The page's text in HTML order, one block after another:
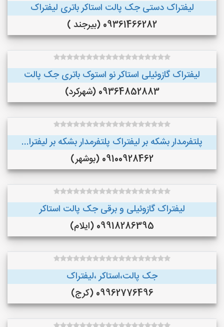
لیفتراک دستی جک پالت استاکر باتری لیفتراک
09361466282 (بیرجند )
لیفتراک گازوئیلی استاکر نو استوک باتری جک پالت
09364852883 (شهرکرد)
پلتفرمدار بشکه بر لیفتراک پلتفرمدار بشکه بر لیفترا...
09100928462 (بوشهر)
لیفتراک گازوئیلی و برقی جک پالت استاکر
09918286395 (ایلام)
جک پالت،استاکر ،لیفتراک
09962776496 (کرج)